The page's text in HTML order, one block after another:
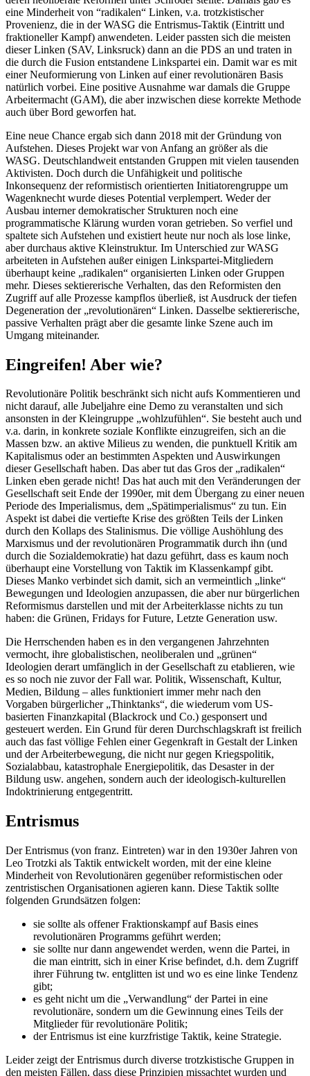
eine Minderheit von “radikalen“ Linken, v.a. trotzkistischer
Provenienz, die in der WASG die Entrismus-Taktik (Eintritt und
fraktioneller Kampf) anwendeten. Leider passten sich die meisten
dieser Linken (SAV, Linksruck) dann an die PDS an und traten in
die durch die Fusion entstandene Linkspartei ein. Damit war es mit
einer Neuformierung von Linken auf einer revolutionären Basis
natürlich vorbei. Eine positive Ausnahme war damals die Gruppe
Arbeitermacht (GAM), die aber inzwischen diese korrekte Methode
auch über Bord geworfen hat.
Eine neue Chance ergab sich dann 2018 mit der Gründung von
Aufstehen. Dieses Projekt war von Anfang an größer als die
WASG. Deutschlandweit entstanden Gruppen mit vielen tausenden
Aktivisten. Doch durch die Unfähigkeit und politische
Inkonsequenz der reformistisch orientierten Initiatorengruppe um
Wagenknecht wurde dieses Potential verplempert. Weder der
Ausbau interner demokratischer Strukturen noch eine
programmatische Klärung wurden voran getrieben. So verfiel und
spaltete sich Aufstehen und existiert heute nur noch als lose linke,
aber durchaus aktive Kleinstruktur. Im Unterschied zur WASG
arbeiteten in Aufstehen außer einigen Linkspartei-Mitgliedern
überhaupt keine „radikalen“ organisierten Linken oder Gruppen
mehr. Dieses sektiererische Verhalten, das den Reformisten den
Zugriff auf alle Prozesse kampflos überließ, ist Ausdruck der tiefen
Degeneration der „revolutionären“ Linken. Dasselbe sektiererische,
passive Verhalten prägt aber die gesamte linke Szene auch im
Umgang miteinander.
Eingreifen! Aber wie?
Revolutionäre Politik beschränkt sich nicht aufs Kommentieren und
nicht darauf, alle Jubeljahre eine Demo zu veranstalten und sich
ansonsten in der Kleingruppe „wohlzufühlen“. Sie besteht auch und
v.a. darin, in konkrete soziale Konflikte einzugreifen, sich an die
Massen bzw. an aktive Milieus zu wenden, die punktuell Kritik am
Kapitalismus oder an bestimmten Aspekten und Auswirkungen
dieser Gesellschaft haben. Das aber tut das Gros der „radikalen“
Linken eben gerade nicht! Das hat auch mit den Veränderungen der
Gesellschaft seit Ende der 1990er, mit dem Übergang zu einer neuen
Periode des Imperialismus, dem „Spätimperialismus“ zu tun. Ein
Aspekt ist dabei die vertiefte Krise des größten Teils der Linken
durch den Kollaps des Stalinismus. Die völlige Aushöhlung des
Marxismus und der revolutionären Programmatik durch ihn (und
durch die Sozialdemokratie) hat dazu geführt, dass es kaum noch
überhaupt eine Vorstellung von Taktik im Klassenkampf gibt.
Dieses Manko verbindet sich damit, sich an vermeintlich „linke“
Bewegungen und Ideologien anzupassen, die aber nur bürgerlichen
Reformismus darstellen und mit der Arbeiterklasse nichts zu tun
haben: die Grünen, Fridays for Future, Letzte Generation usw.
Die Herrschenden haben es in den vergangenen Jahrzehnten
vermocht, ihre globalistischen, neoliberalen und „grünen“
Ideologien derart umfänglich in der Gesellschaft zu etablieren, wie
es so noch nie zuvor der Fall war. Politik, Wissenschaft, Kultur,
Medien, Bildung – alles funktioniert immer mehr nach den
Vorgaben bürgerlicher „Thinktanks“, die wiederum vom US-
basierten Finanzkapital (Blackrock und Co.) gesponsert und
gesteuert werden. Ein Grund für deren Durchschlagskraft ist freilich
auch das fast völlige Fehlen einer Gegenkraft in Gestalt der Linken
und der Arbeiterbewegung, die nicht nur gegen Kriegspolitik,
Sozialabbau, katastrophale Energiepolitik, das Desaster in der
Bildung usw. angehen, sondern auch der ideologisch-kulturellen
Indoktrinierung entgegentritt.
Entrismus
Der Entrismus (von franz. Eintreten) war in den 1930er Jahren von
Leo Trotzki als Taktik entwickelt worden, mit der eine kleine
Minderheit von Revolutionären gegenüber reformistischen oder
zentristischen Organisationen agieren kann. Diese Taktik sollte
folgenden Grundsätzen folgen:
sie sollte als offener Fraktionskampf auf Basis eines
revolutionären Programms geführt werden;
sie sollte nur dann angewendet werden, wenn die Partei, in
die man eintritt, sich in einer Krise befindet, d.h. dem Zugriff
ihrer Führung tw. entglitten ist und wo es eine linke Tendenz
gibt;
es geht nicht um die „Verwandlung“ der Partei in eine
revolutionäre, sondern um die Gewinnung eines Teils der
Mitglieder für revolutionäre Politik;
der Entrismus ist eine kurzfristige Taktik, keine Strategie.
Leider zeigt der Entrismus durch diverse trotzkistische Gruppen in
den meisten Fällen, dass diese Prinzipien missachtet wurden und